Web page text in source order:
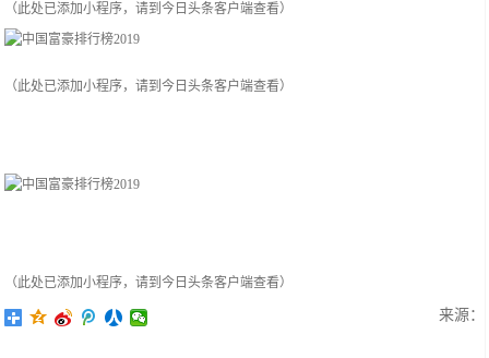
（此处已添加小程序，请到今日头条客户端查看）
（此处已添加小程序，请到今日头条客户端查看）
（此处已添加小程序，请到今日头条客户端查看）
来源：